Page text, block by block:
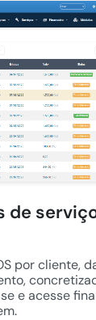
de
por cliente,
e acesse